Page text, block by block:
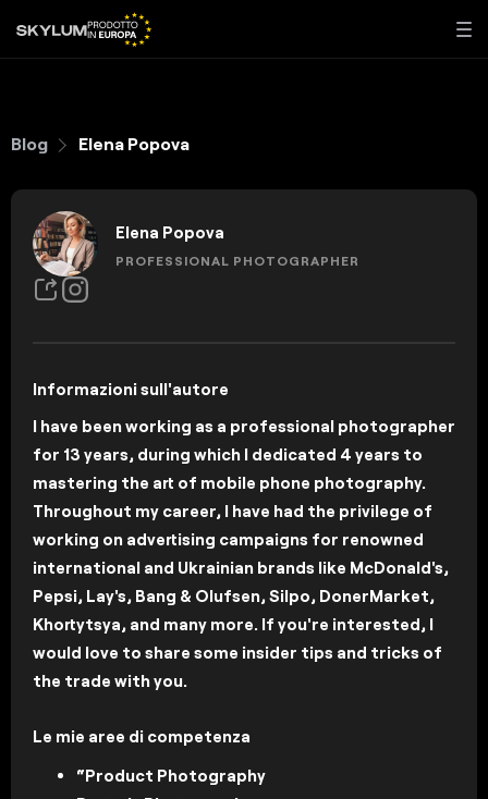
Blog Elena Popova
Elena Popova
PROFESSIONAL PHOTOGRAPHER
Informazioni sull'autore
I have been working as a professional photographer
for 13 years, during which I dedicated 4 years to
mastering the art of mobile phone photography.
Throughout my career, I have had the privilege of
working on advertising campaigns for renowned
international and Ukrainian brands like McDonald's,
Pepsi, Lay's, Bang & Olufsen, Silpo, DonerMarket,
Khortytsya, and many more. If you're interested, I
would love to share some insider tips and tricks of
the trade with you.
Le mie aree di competenza
“Product Photography